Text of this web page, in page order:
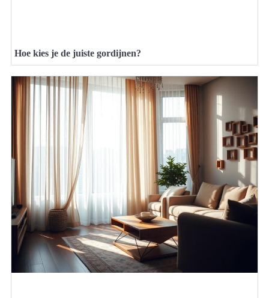
Hoe kies je de juiste gordijnen?